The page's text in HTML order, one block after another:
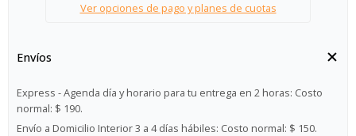
Ver opciones de pago y planes de cuotas
Envíos
Express - Agenda día y horario para tu entrega en 2 horas: Costo
normal: $ 190.
Envío a Domicilio Interior 3 a 4 días hábiles: Costo normal: $ 150.